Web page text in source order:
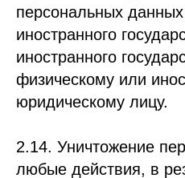
персональных
иностранного
иностранного
физическому или
юридическому лицу.
2.14. Уничтожение
любые действия, в